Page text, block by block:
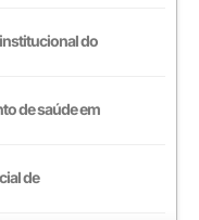
do
de saúde em
de